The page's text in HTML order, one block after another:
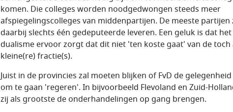
komen. Die colleges worden noodgedwongen steeds meer
afspiegelingscolleges van middenpartijen. De meeste partijen
daarbij slechts één gedeputeerde leveren. Een geluk is dat het
dualisme ervoor zorgt dat dit niet 'ten koste gaat' van de toch
kleine(re) fractie(s).
Juist in de provincies zal moeten blijken of FvD de
om te gaan 'regeren'. In bijvoorbeeld Flevoland en Zuid-
zij als grootste de onderhandelingen op gang brengen.